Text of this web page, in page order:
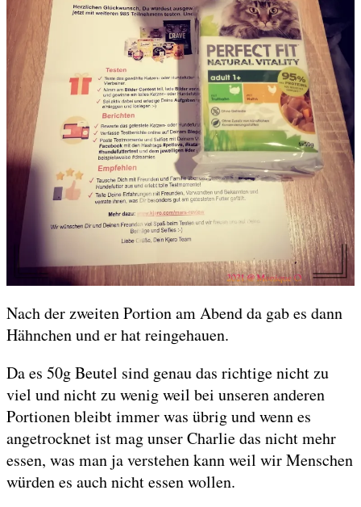
Nach der zweiten Portion am Abend da gab es dann
Hähnchen und er hat reingehauen.
Da es 50g Beutel sind genau das richtige nicht zu
viel und nicht zu wenig weil bei unseren anderen
Portionen bleibt immer was übrig und wenn es
angetrocknet ist mag unser Charlie das nicht mehr
essen, was man ja verstehen kann weil wir Menschen
würden es auch nicht essen wollen.